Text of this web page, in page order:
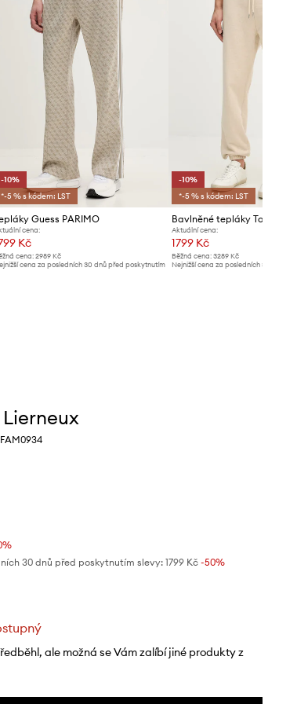
-10%
*-5 % s kódem: LST
Guess PARIMO
cena:
Kč
cena:2989 Kč
cena za posledních 30 dnů před poskytnutím
-10%
*-5 % s kódem: LST
Bavlněné tepláky Tommy
Aktuální cena:
1799 Kč
Běžná cena: 3289 Kč
Nejnižší cena za posledních 30 dnů
30 dnů před poskytnutím slevy: 1799 Kč -50%
ale možná se Vám zalíbí jiné produkty z